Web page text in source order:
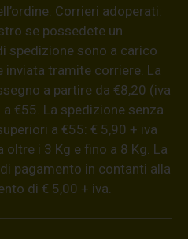
Corrieri adoperati:
se possedete un
spedizione sono a carico
inviata tramite corriere. La
a partire da €8,20 (iva
€55. La spedizione senza
a €55: € 5,90 + iva
oltre i 3 Kg e fino a 8 Kg. La
pagamento in contanti alla
di € 5,00 + iva.